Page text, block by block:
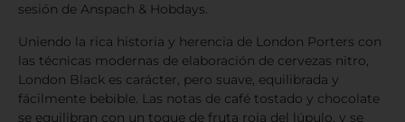
sesión de Anspach & Hobdays.
Uniendo la rica historia y herencia de London Porters con
las técnicas modernas de elaboración de cervezas nitro,
London Black es carácter, pero suave, equilibrada y
fácilmente bebible. Las notas de café tostado y chocolate
se equilibran con un toque de fruta roja del lúpulo, y se